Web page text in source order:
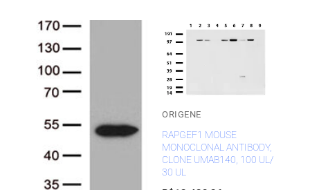
ORIGENE
RAPGEF1 MOUSE
MONOCLONAL ANTIBODY,
CLONE UMAB140, 100 UL/
30 UL